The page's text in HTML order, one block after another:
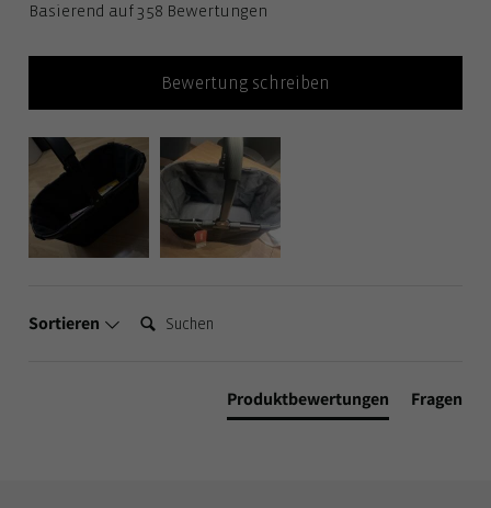
Basierend auf 358 Bewertungen
Bewertung schreiben
Sortieren Suchen:
Produktbewertungen Fragen